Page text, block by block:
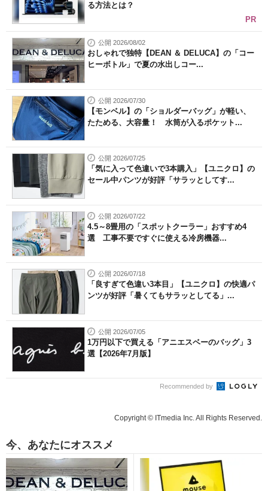
る方法とは？
PR
公開 2026/08/02
おしゃれで独特【DEAN ＆ DELUCA】の「コー
ヒーボトル」で夏の水出しコー...
公開 2026/07/30
【モンベル】の「ショルダーバッグ」が軽い、
たためる、大容量！ 水筒が入るポケット...
公開 2026/07/25
「気に入って色違いで3本購入」【ユニクロ】の
セール中パンツが好評「サラッとしてす...
公開 2026/07/22
4.5～8畳用の「スポットクーラー」おすすめ4
選 工事不要ですぐに使える冷房機器...
公開 2026/07/18
「良すぎて色違い3本目」【ユニクロ】の快適パ
ンツが好評「暑くてもサラッとしてる」...
公開 2026/07/05
1万円以下で買える「アニエスベーのバッグ」3
選【2026年7月版】
Recommended by
Copyright © ITmedia Inc. All Rights Reserved.
今、あなたにオススメ